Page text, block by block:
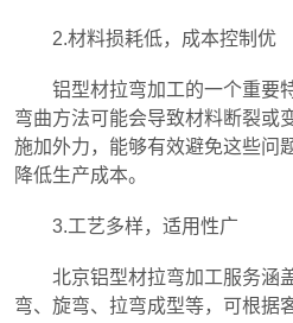
2.材料损耗低，成本控制优
铝型材拉弯加工的一个重要
弯曲方法可能会导致材料断裂或
施加外力，能够有效避免这些问
降低生产成本。
3.工艺多样，适用性广
北京铝型材拉弯加工服务涵
弯、旋弯、拉弯成型等，可根据